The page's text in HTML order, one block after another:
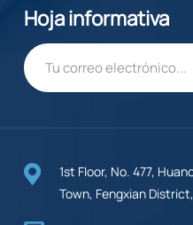
Hoja informativa
1st Floor, No. 477,
Town, Fengxian